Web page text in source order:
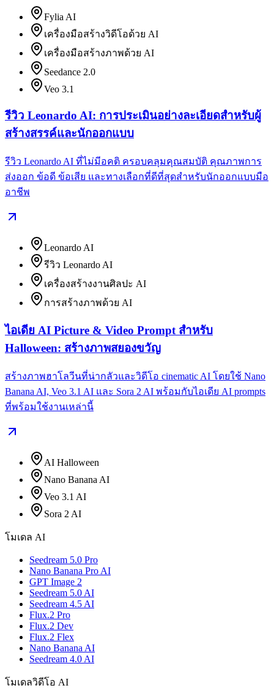
Fylia AI
เครื่องมือสร้างวิดีโอด้วย AI
เครื่องมือสร้างภาพด้วย AI
Seedance 2.0
Veo 3.1
รีวิว Leonardo AI: การประเมินอย่างละเอียดสำหรับผู้
สร้างสรรค์และนักออกแบบ
รีวิว Leonardo AI ที่ไม่มีอคติ ครอบคลุมคุณสมบัติ คุณภาพการ
ส่งออก ข้อดี ข้อเสีย และทางเลือกที่ดีที่สุดสำหรับนักออกแบบมือ
อาชีพ
Leonardo AI
รีวิว Leonardo AI
เครื่องสร้างงานศิลปะ AI
การสร้างภาพด้วย AI
ไอเดีย AI Picture & Video Prompt สำหรับ
Halloween: สร้างภาพสยองขวัญ
สร้างภาพฮาโลวีนที่น่ากลัวและวิดีโอ cinematic AI โดยใช้ Nano
Banana AI, Veo 3.1 AI และ Sora 2 AI พร้อมกับไอเดีย AI prompts
ที่พร้อมใช้งานเหล่านี้
AI Halloween
Nano Banana AI
Veo 3.1 AI
Sora 2 AI
โมเดล AI
Seedream 5.0 Pro
Nano Banana Pro AI
GPT Image 2
Seedream 5.0 AI
Seedream 4.5 AI
Flux.2 Pro
Flux.2 Dev
Flux.2 Flex
Nano Banana AI
Seedream 4.0 AI
โมเดลวิดีโอ AI